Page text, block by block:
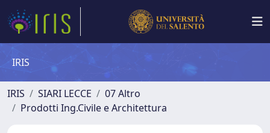
IRIS
IRIS SIARI LECCE
07 Altro
Prodotti Ing.Civile e Architettura